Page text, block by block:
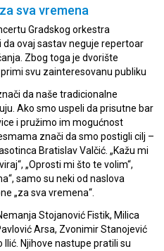
sva vremena
Gradskog orkestra
ovaj sastav neguje repertoar
Zbog toga je dvorište
svu zainteresovanu publiku
da naše tradicionalne
Ako smo uspeli da prisutne bar
i pružimo im mogućnost
znači da smo postigli cilj –
Bratislav Valčić. „Kažu mi
„Oprosti mi što te volim“,
samo su neki od naslova
„za sva vremena“.
Stojanović Fistik, Milica
Arsa, Zvonimir Stanojević
Ilić. Njihove nastupe pratili su